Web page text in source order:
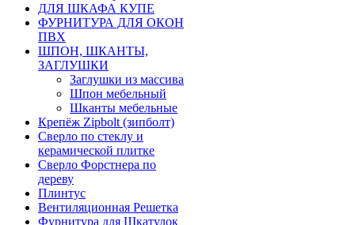
ДЛЯ ШКАФА КУПЕ
ФУРНИТУРА ДЛЯ ОКОН
ПВХ
ШПОН, ШКАНТЫ,
ЗАГЛУШКИ
Заглушки из массива
Шпон мебельный
Шканты мебельные
Крепёж Zipbolt (зипболт)
Сверло по стеклу и
керамической плитке
Сверло Форстнера по
дереву
Плинтус
Вентиляционная Решетка
Фурнитура для Шкатулок